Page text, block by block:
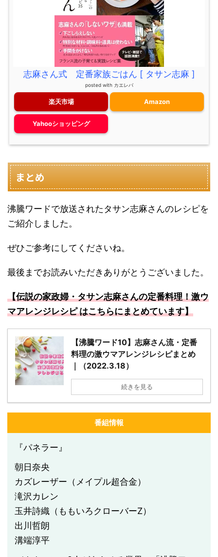
志麻さん式 定番家族ごはん [ タサン志麻 ]
posted with カエレバ
楽天市場 Amazon
Yahooショッピング
まとめ
沸騰ワードで放送されたタサン志麻さんのレシピを
ご紹介しました。
ぜひご参考にしてくださいね。
最後までお読みいただきありがとうございました。
【伝説の家政婦・タサン志麻さんの定番料理！激ウ
マアレンジレシピ はこちらにまとめています】
【沸騰ワード10】志麻さん流・定番
料理の激ウマアレンジレシピまとめ
｜（2022.3.18）
続きを見る
番組情報
『パネラー』
朝日奈央
カズレーザー（メイプル超合金）
滝沢カレン
玉井詩織（ももいろクローバーZ）
出川哲朗
溝端淳平